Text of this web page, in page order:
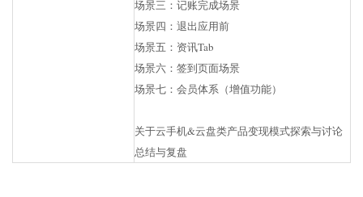
场景三：记账完成场景
场景四：退出应用前
场景五：资讯Tab
场景六：签到页面场景
场景七：会员体系（增值功能）
关于云手机&云盘类产品变现模式探索与讨论
总结与复盘